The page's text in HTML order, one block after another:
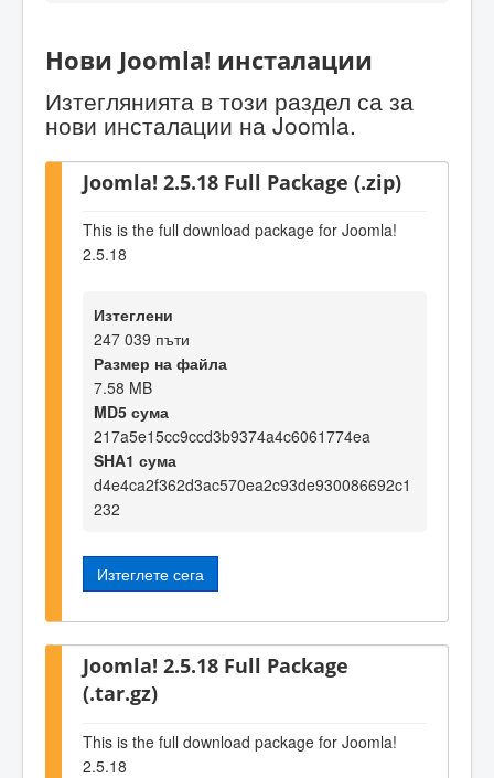
Нови Joomla! инсталации
Изтеглянията в този раздел са за
нови инсталации на Joomla.
Joomla! 2.5.18 Full Package (.zip)
This is the full download package for Joomla!
2.5.18
Изтеглени
247 039 пъти
Размер на файла
7.58 MB
MD5 сума
217a5e15cc9ccd3b9374a4c6061774ea
SHA1 сума
d4e4ca2f362d3ac570ea2c93de930086692c1
232
Изтеглете сега
Joomla! 2.5.18 Full Package
(.tar.gz)
This is the full download package for Joomla!
2.5.18